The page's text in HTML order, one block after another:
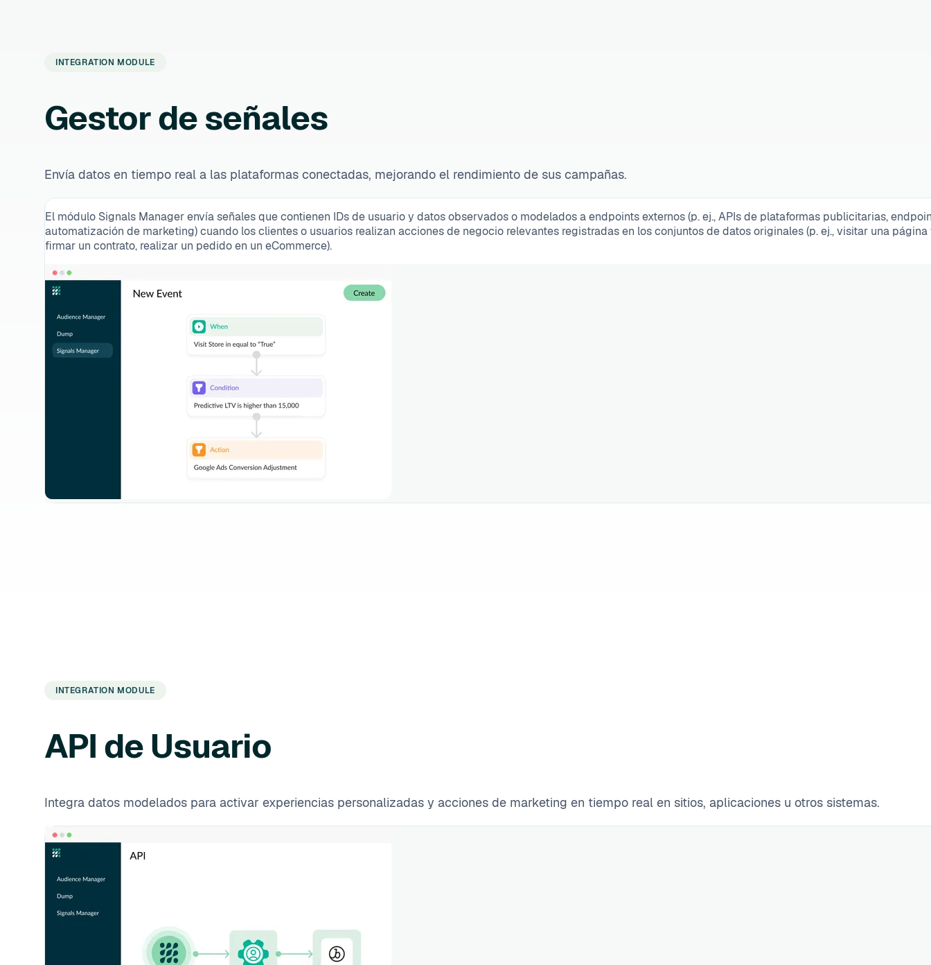
INTEGRATION MODULE
Gestor de señales
Envía datos en tiempo real a las plataformas conectadas, mejorando el rendimiento de sus campañas.
El módulo Signals Manager envía señales que contienen IDs de usuario y datos observados o modelados a endpoints externos (p. ej., APIs de plataformas publicitarias,
automatización de marketing) cuando los clientes o usuarios realizan acciones de negocio relevantes registradas en los conjuntos de datos originales (p. ej., visitar una página
firmar un contrato, realizar un pedido en un eCommerce).
INTEGRATION MODULE
API de Usuario
Integra datos modelados para activar experiencias personalizadas y acciones de marketing en tiempo real en sitios, aplicaciones u otros sistemas.